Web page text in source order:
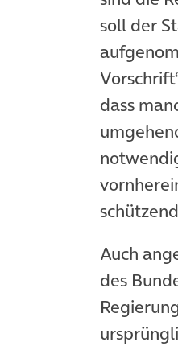
soll der
dass
Auch
des